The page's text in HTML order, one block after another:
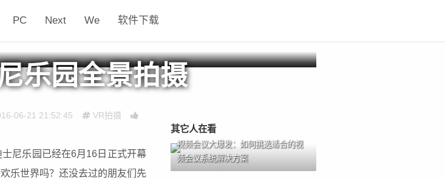
PC Next We 软件下载
乐园全景拍摄
06-21 21:52:45
VR拍摄
尼乐园已经在6月16日正式开幕
乐世界吗？还没去过的朋友们先
其它人在看
视频会议大爆发：如何挑选适合的视
频会议系统解决方案